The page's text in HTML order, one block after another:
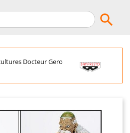

Docteur Gero